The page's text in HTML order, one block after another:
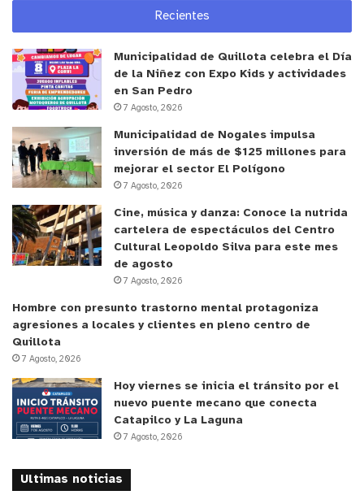
Recientes
Municipalidad de Quillota celebra el Día
de la Niñez con Expo Kids y actividades
en San Pedro
7 Agosto, 2026
Municipalidad de Nogales impulsa
inversión de más de $125 millones para
mejorar el sector El Polígono
7 Agosto, 2026
Cine, música y danza: Conoce la nutrida
cartelera de espectáculos del Centro
Cultural Leopoldo Silva para este mes
de agosto
7 Agosto, 2026
Hombre con presunto trastorno mental protagoniza
agresiones a locales y clientes en pleno centro de
Quillota
7 Agosto, 2026
Hoy viernes se inicia el tránsito por el
nuevo puente mecano que conecta
Catapilco y La Laguna
7 Agosto, 2026
Ultimas noticias